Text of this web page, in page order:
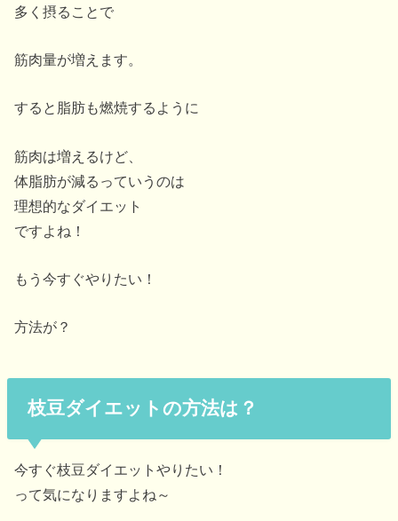
多く摂ることで
筋肉量が増えます。
すると脂肪も燃焼するように
筋肉は増えるけど、
体脂肪が減るっていうのは
理想的なダイエット
ですよね！
もう今すぐやりたい！
方法が？
枝豆ダイエットの方法は？
今すぐ枝豆ダイエットやりたい！
って気になりますよね～